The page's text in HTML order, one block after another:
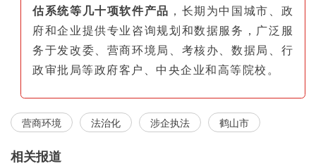
估系统等几十项软件产品 ，长期为中国城市、政
府和企业提供专业咨询规划和数据服务，广泛服
务于发改委、营商环境局、考核办、数据局、行
政审批局等政府客户、中央企业和高等院校。
营商环境 法治化 涉企执法 鹤山市
相关报道